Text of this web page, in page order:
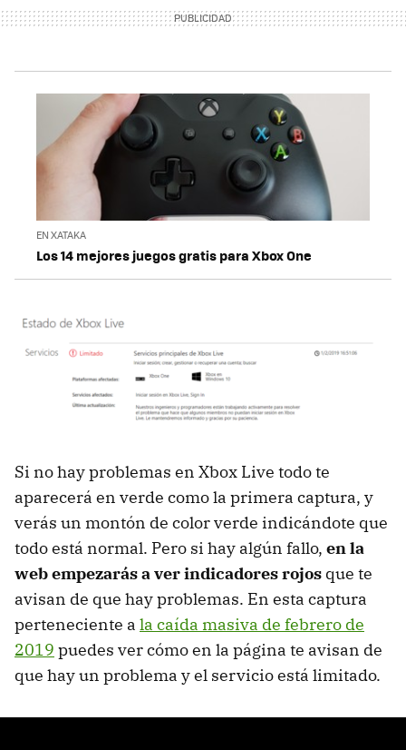
EN XATAKA
Los 14 mejores juegos gratis para Xbox One
Si no hay problemas en Xbox Live todo te
aparecerá en verde como la primera captura, y
verás un montón de color verde indicándote que
todo está normal. Pero si hay algún fallo, en la
web empezarás a ver indicadores rojos que te
avisan de que hay problemas. En esta captura
perteneciente a la caída masiva de febrero de
2019 puedes ver cómo en la página te avisan de
que hay un problema y el servicio está limitado.